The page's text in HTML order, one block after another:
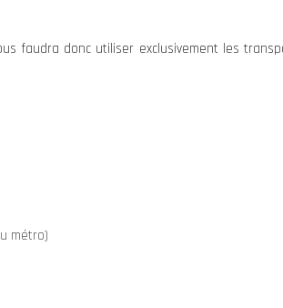
faudra donc utiliser exclusivement les
métro)